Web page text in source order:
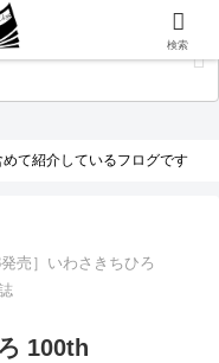
て紹介しているフログです
発売］いわさきちひろ
100th
検索